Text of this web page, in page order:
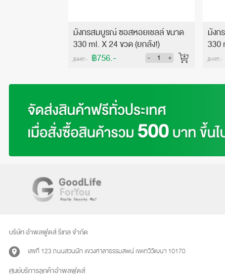
มังกรสมบูรณ์ ซอสหอยเชลล์ ขนาด
330 ml. X 24 ขวด (ยกลัง!)
฿840.- ฿756.- - +
มังก
330
฿105.-
บริษัท อำพลฟูดส์ รีเทล จำกัด
เลขที่ 123 ถนนสวนผัก แขวงศาลาธรรมสพน์ เขตทวีวัฒนา 10170
ศูนย์บริการลูกค้าอำพลฟูดส์